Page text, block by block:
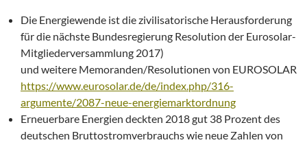
Die Energiewende ist die zivilisatorische Herausforderung
für die nächste Bundesregierung Resolution der Eurosolar-
Mitgliederversammlung 2017)
und weitere Memoranden/Resolutionen von EUROSOLAR
https://www.eurosolar.de/de/index.php/316-
argumente/2087-neue-energiemarktordnung
Erneuerbare Energien deckten 2018 gut 38 Prozent des
deutschen Bruttostromverbrauchs wie neue Zahlen von